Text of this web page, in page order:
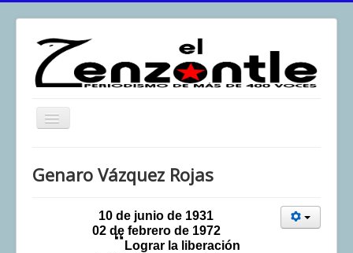
Toggle
El Zenzontle
Resistencia
Genaro Vázquez Rojas
10 de junio de 1931
02 de febrero de 1972
“ Lograr la liberación